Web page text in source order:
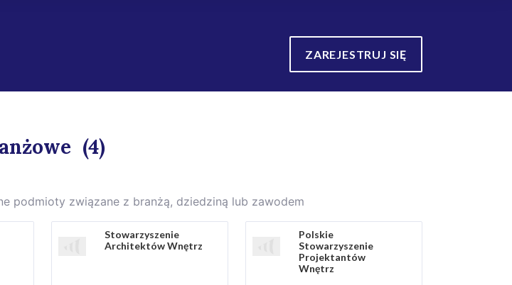
ZAREJESTRUJ SIĘ
(4)
podmioty związane z branżą, dziedziną lub zawodem
Stowarzyszenie
Architektów Wnętrz
Polskie
Stowarzyszenie
Projektantów
Wnętrz